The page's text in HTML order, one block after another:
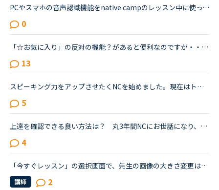
PCやスマホの音声認識機能をnative campのレッスン中に使っている方はいますか？もし、いたら、どのように使ったりしているか聞かせて頂けたら嬉しいです。私は現在、ネイティブキャンプを初めて、今までに240時...
0
「☆お気に入り」の反対の機能？があると便利なのですが・・・・（失礼だったらすみませんが、やはり相性があると思うので、あくまで自分の確認のためです）まだ始めたばかりで、まずはお気に入りの先生をたくさん...
13
スピーキング力をアップさせたくNCを始めました。現在はトピックトークを中心にレッスンを受けています。予習なしでは話せる気がしないので、レッスン前に一通り教材に目を通し、何をどう話すか考えています。が...
5
上達を確認できる良い方法は？ 丸3年間NCにお世話になり、毎日レッスンを楽しく続けています。教材はカラン、文法、フリートークの3つを中心に据えています。シニアの趣味でやっているので、検定の類いは受けた...
4
「今すぐレッスン」の選択画面で、先生の画像の大きさ変更はできませんか？★★★ スマホのアンドロイドのアプリで受講しています。昨日、アプリのアップデートをしてから、アプリ内が少し変わりました。そして、今...
講師 2